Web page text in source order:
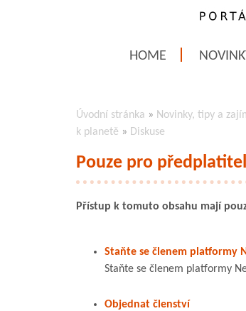
HOME
Úvodní stránka » Novinky, tipy a
k planetě » Diskuse
Pouze pro
Přístup k tomuto obsahu mají
Staňte se členem platformy
Staňte se členem platformy
Objednat členství